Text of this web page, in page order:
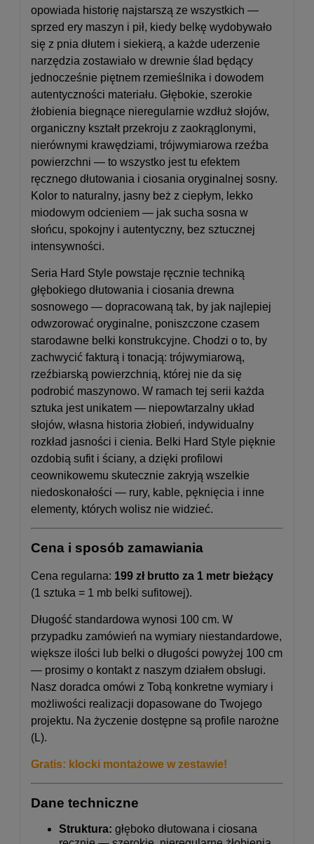
opowiada historię najstarszą ze wszystkich —
sprzed ery maszyn i pił, kiedy belkę wydobywało
się z pnia dłutem i siekierą, a każde uderzenie
narzędzia zostawiało w drewnie ślad będący
jednocześnie piętnem rzemieślnika i dowodem
autentyczności materiału. Głębokie, szerokie
żłobienia biegnące nieregularnie wzdłuż słojów,
organiczny kształt przekroju z zaokrąglonymi,
nierównymi krawędziami, trójwymiarowa rzeźba
powierzchni — to wszystko jest tu efektem
ręcznego dłutowania i ciosania oryginalnej sosny.
Kolor to naturalny, jasny beż z ciepłym, lekko
miodowym odcieniem — jak sucha sosna w
słońcu, spokojny i autentyczny, bez sztucznej
intensywności.
Seria Hard Style powstaje ręcznie techniką
głębokiego dłutowania i ciosania drewna
sosnowego — dopracowaną tak, by jak najlepiej
odwzorować oryginalne, poniszczone czasem
starodawne belki konstrukcyjne. Chodzi o to, by
zachwycić fakturą i tonacją: trójwymiarową,
rzeźbiarską powierzchnią, której nie da się
podrobić maszynowo. W ramach tej serii każda
sztuka jest unikatem — niepowtarzalny układ
słojów, własna historia żłobień, indywidualny
rozkład jasności i cienia. Belki Hard Style pięknie
ozdobią sufit i ściany, a dzięki profilowi
ceownikowemu skutecznie zakryją wszelkie
niedoskonałości — rury, kable, pęknięcia i inne
elementy, których wolisz nie widzieć.
Cena i sposób zamawiania
Cena regularna: 199 zł brutto za 1 metr bieżący
(1 sztuka = 1 mb belki sufitowej).
Długość standardowa wynosi 100 cm. W
przypadku zamówień na wymiary niestandardowe,
większe ilości lub belki o długości powyżej 100 cm
— prosimy o kontakt z naszym działem obsługi.
Nasz doradca omówi z Tobą konkretne wymiary i
możliwości realizacji dopasowane do Twojego
projektu. Na życzenie dostępne są profile narożne
(L).
Gratis: klocki montażowe w zestawie!
Dane techniczne
Struktura: głęboko dłutowana i ciosana